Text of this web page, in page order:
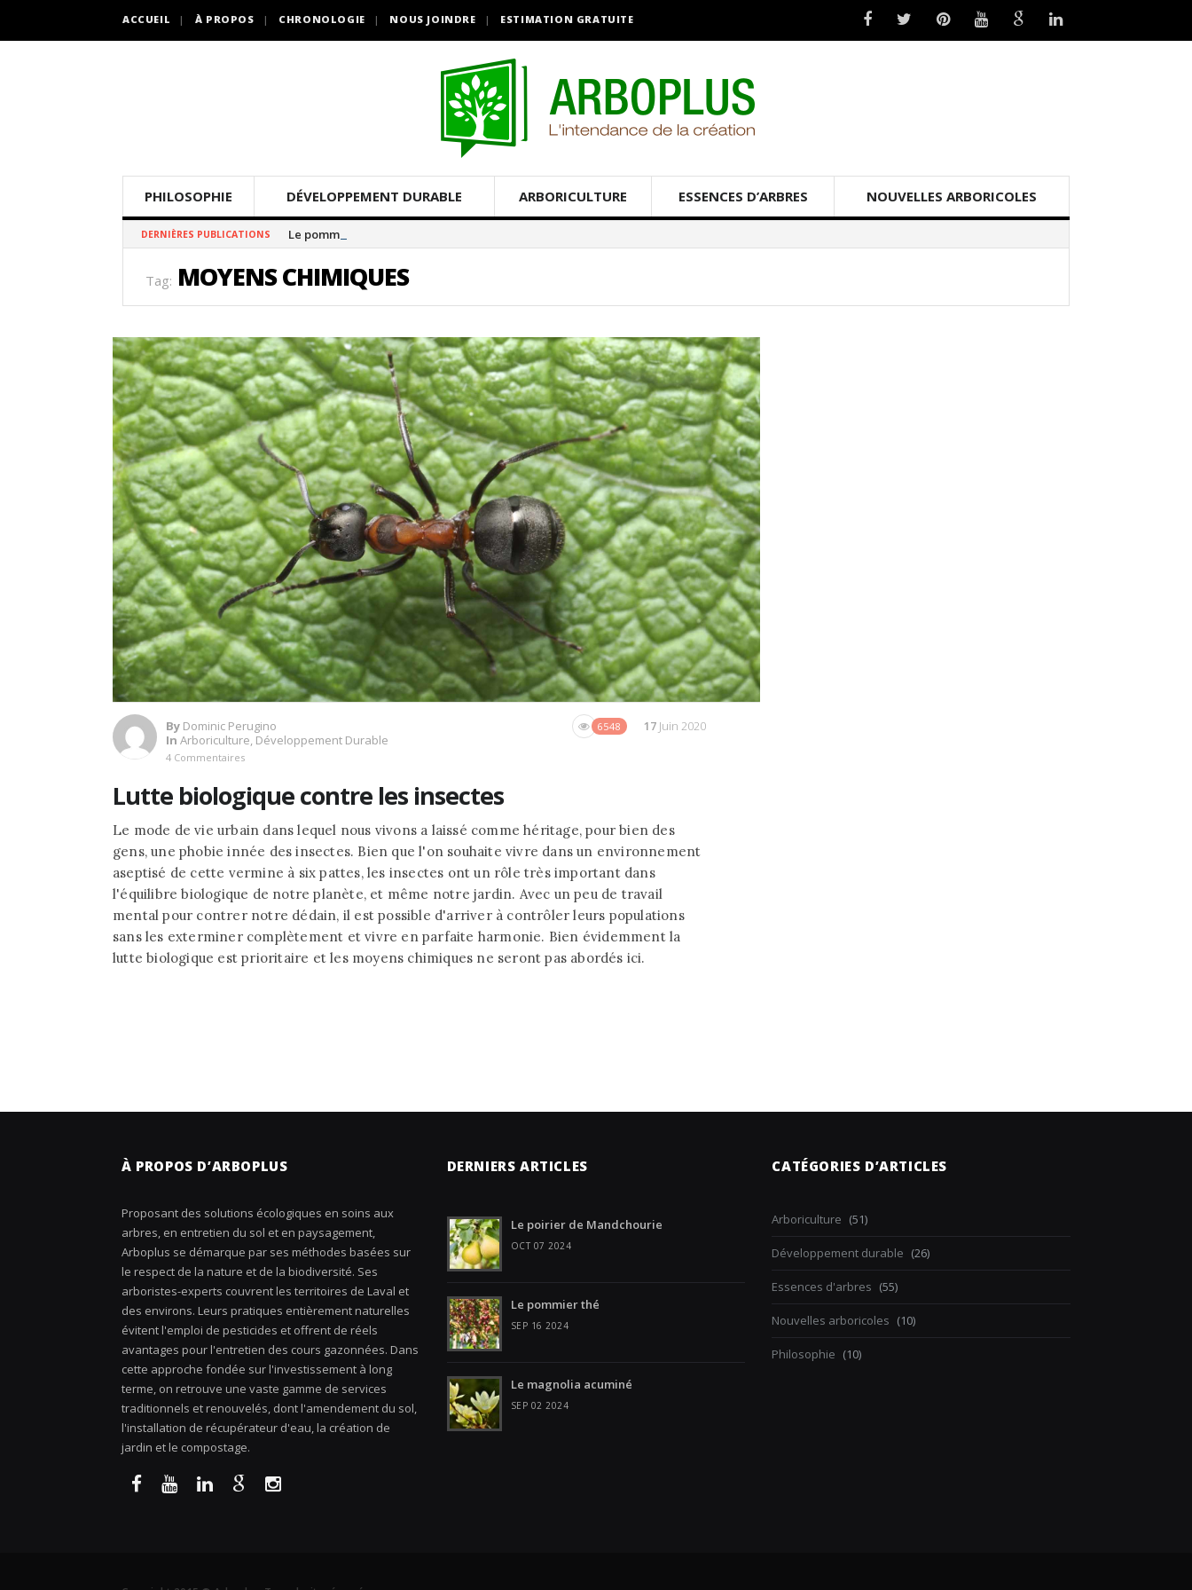
ACCUEIL À PROPOS CHRONOLOGIE NOUS JOINDRE ESTIMATION GRATUITE
PHILOSOPHIE DÉVELOPPEMENT DURABLE ARBORICULTURE ESSENCES D’ARBRES NOUVELLES ARBORICOLES
DERNIÈRES PUBLICATIONS Le pommier thé
Tag: MOYENS CHIMIQUES
By Dominic Perugino
In Arboriculture, Développement Durable
4 Commentaires
6548 17 Juin 2020
Lutte biologique contre les insectes
Le mode de vie urbain dans lequel nous vivons a laissé comme héritage, pour bien des
gens, une phobie innée des insectes. Bien que l'on souhaite vivre dans un environnement
aseptisé de cette vermine à six pattes, les insectes ont un rôle très important dans
l'équilibre biologique de notre planète, et même notre jardin. Avec un peu de travail
mental pour contrer notre dédain, il est possible d'arriver à contrôler leurs populations
sans les exterminer complètement et vivre en parfaite harmonie. Bien évidemment la
lutte biologique est prioritaire et les moyens chimiques ne seront pas abordés ici.
À PROPOS D’ARBOPLUS
Proposant des solutions écologiques en soins aux
arbres, en entretien du sol et en paysagement,
Arboplus se démarque par ses méthodes basées sur
le respect de la nature et de la biodiversité. Ses
arboristes-experts couvrent les territoires de Laval et
des environs. Leurs pratiques entièrement naturelles
évitent l'emploi de pesticides et offrent de réels
avantages pour l'entretien des cours gazonnées. Dans
cette approche fondée sur l'investissement à long
terme, on retrouve une vaste gamme de services
traditionnels et renouvelés, dont l'amendement du sol,
l'installation de récupérateur d'eau, la création de
jardin et le compostage.
DERNIERS ARTICLES
Le poirier de Mandchourie
OCT 07 2024
Le pommier thé
SEP 16 2024
Le magnolia acuminé
SEP 02 2024
CATÉGORIES D’ARTICLES
Arboriculture (51)
Développement durable (26)
Essences d'arbres (55)
Nouvelles arboricoles (10)
Philosophie (10)